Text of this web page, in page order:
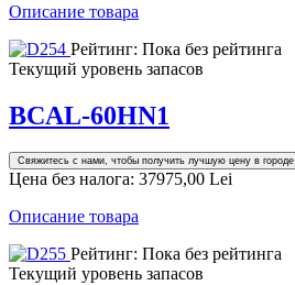
Описание товара
Рейтинг: Пока без рейтинга
Текущий уровень запасов
BCAL-60HN1
Свяжитесь с нами, чтобы получить лучшую цену в городе
Цена без налога: 37975,00 Lei
Описание товара
Рейтинг: Пока без рейтинга
Текущий уровень запасов